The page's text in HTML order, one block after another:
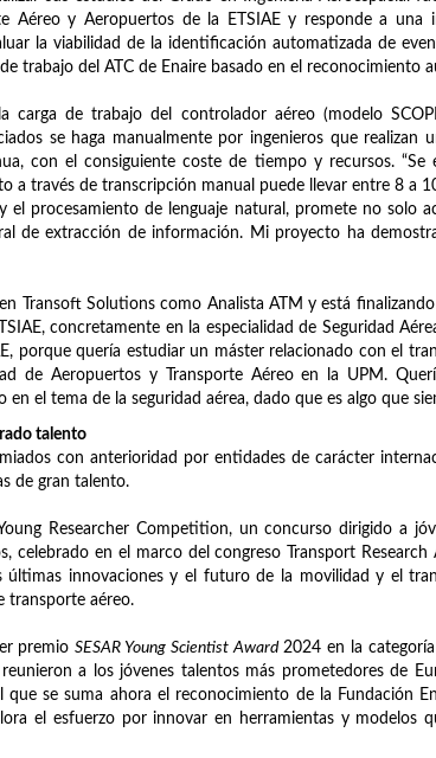
Aéreo y Aeropuertos de la ETSIAE y responde a
la viabilidad de la identificación automatizada de
trabajo del ATC de Enaire basado en el reconocimiento
carga de trabajo del controlador aéreo (modelo
se haga manualmente por ingenieros que realizan
con el consiguiente coste de tiempo y recursos.
a través de transcripción manual puede llevar entre 8 a
el procesamiento de lenguaje natural, promete no solo
de extracción de información. Mi proyecto ha
Transoft Solutions como Analista ATM y está
concretamente en la especialidad de Seguridad
porque quería estudiar un máster relacionado con el
de Aeropuertos y Transporte Aéreo en la UPM.
en el tema de la seguridad aérea, dado que es algo que
talento
con anterioridad por entidades de carácter
de gran talento.
Researcher Competition, un concurso dirigido a
celebrado en el marco del congreso Transport
innovaciones y el futuro de la movilidad y el
transporte aéreo.
premioSESAR Young Scientist Award2024 en la
a los jóvenes talentos más prometedores de
se suma ahora el reconocimiento de la Fundación
el esfuerzo por innovar en herramientas y modelos